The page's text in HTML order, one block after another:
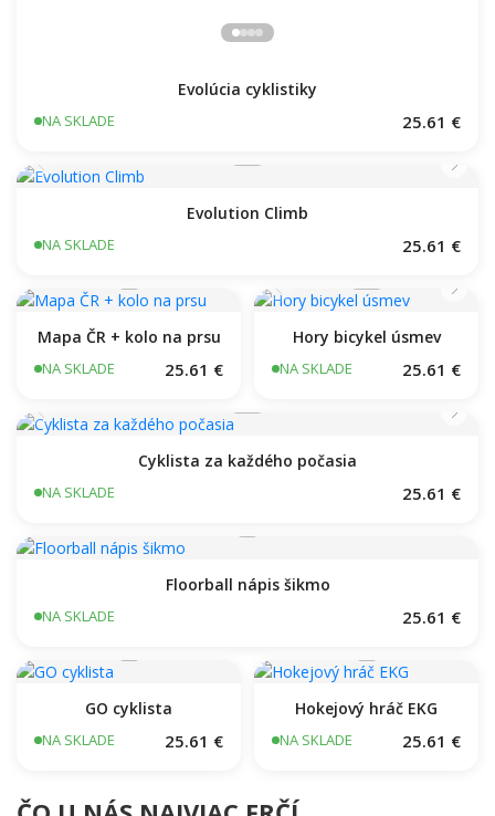
Evolúcia cyklistiky
NA SKLADE 25.61 €
Evolution Climb